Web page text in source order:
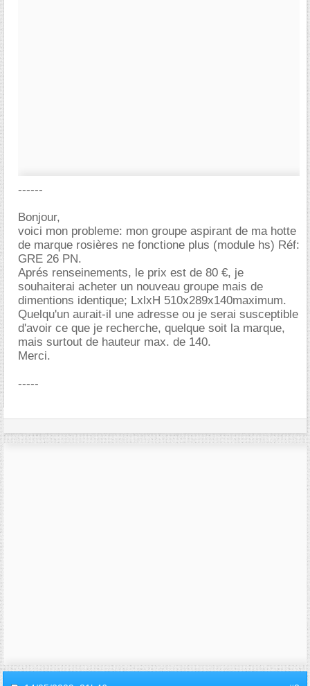
------
Bonjour,
voici mon probleme: mon groupe aspirant de ma hotte
de marque rosières ne fonctione plus (module hs) Réf:
GRE 26 PN.
Aprés renseinements, le prix est de 80 €, je
souhaiterai acheter un nouveau groupe mais de
dimentions identique; LxlxH 510x289x140maximum.
Quelqu'un aurait-il une adresse ou je serai susceptible
d'avoir ce que je recherche, quelque soit la marque,
mais surtout de hauteur max. de 140.
Merci.
-----